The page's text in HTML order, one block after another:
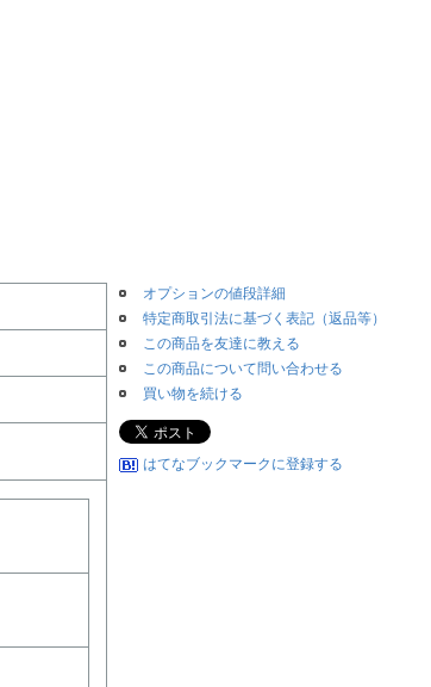
オプションの値段詳細
特定商取引法に基づく表記（返品等）
この商品を友達に教える
この商品について問い合わせる
買い物を続ける
はてなブックマークに登録する